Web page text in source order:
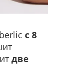
с 8
две